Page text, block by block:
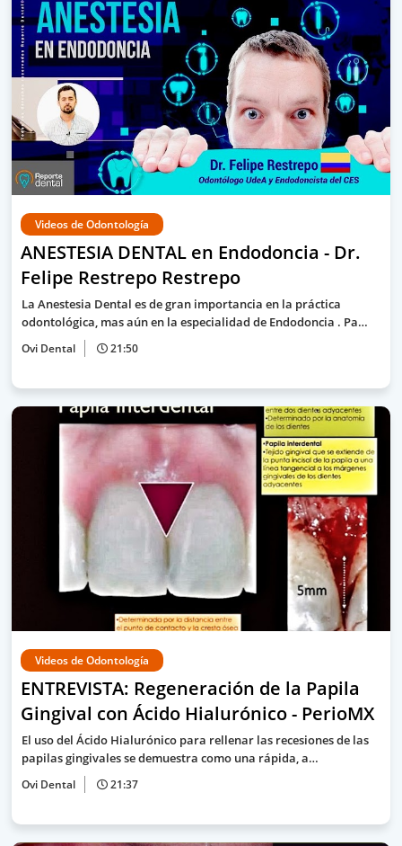
Videos de Odontología
ANESTESIA DENTAL en Endodoncia - Dr.
Felipe Restrepo Restrepo
La Anestesia Dental es de gran importancia en la práctica
odontológica, mas aún en la especialidad de Endodoncia . Pa…
Ovi Dental 21:50
Videos de Odontología
ENTREVISTA: Regeneración de la Papila
Gingival con Ácido Hialurónico - PerioMX
El uso del Ácido Hialurónico para rellenar las recesiones de las
papilas gingivales se demuestra como una rápida, a…
Ovi Dental 21:37